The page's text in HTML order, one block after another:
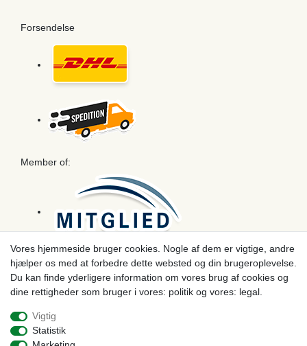
Forsendelse
Member of:
Betaling
Vores hjemmeside bruger cookies. Nogle af dem er vigtige, andre
hjælper os med at forbedre dette websted og din brugeroplevelse.
Du kan finde yderligere information om vores brug af cookies og
dine rettigheder som bruger i vores: politik og vores: legal.
Vigtig
Statistik